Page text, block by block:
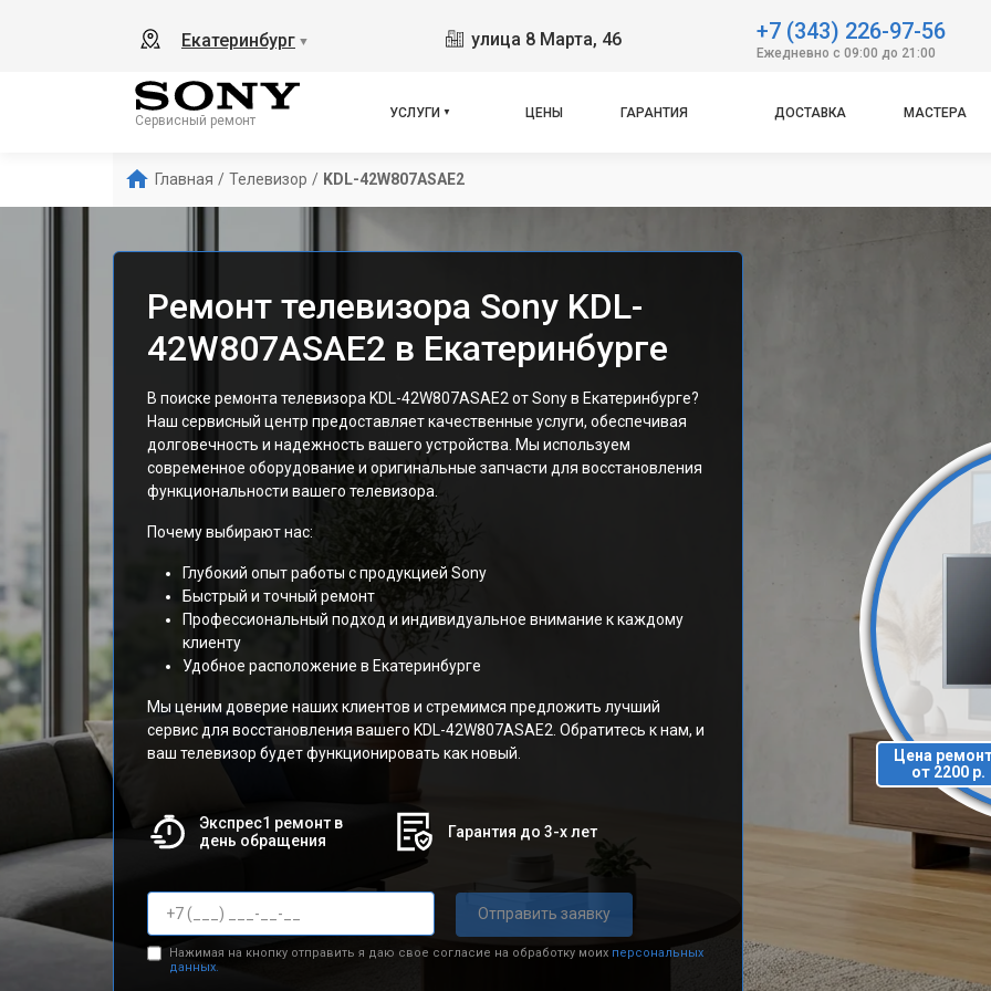
Екатеринбург ▼ улица 8 Марта, 46 +7 (343) 226-97-56
Ежедневно с 09:00 до 21:00
Сервисный ремонт
УСЛУГИ ЦЕНЫ ГАРАНТИЯ ДОСТАВКА МАСТЕРА
Главная / Телевизор / KDL-42W807ASAE2
Ремонт телевизора Sony KDL-
42W807ASAE2 в Екатеринбурге
В поиске ремонта телевизора KDL-42W807ASAE2 от Sony в Екатеринбурге?
Наш сервисный центр предоставляет качественные услуги, обеспечивая
долговечность и надежность вашего устройства. Мы используем
современное оборудование и оригинальные запчасти для восстановления
функциональности вашего телевизора.
Почему выбирают нас:
Глубокий опыт работы с продукцией Sony
Быстрый и точный ремонт
Профессиональный подход и индивидуальное внимание к каждому
клиенту
Удобное расположение в Екатеринбурге
Мы ценим доверие наших клиентов и стремимся предложить лучший
сервис для восстановления вашего KDL-42W807ASAE2. Обратитесь к нам, и
ваш телевизор будет функционировать как новый.
Экспрес1 ремонт в
день обращения
Гарантия до 3-х лет
Отправить заявку
Нажимая на кнопку отправить я даю свое согласие на обработку моих персональных
данных.
Цена
от 2200 р.